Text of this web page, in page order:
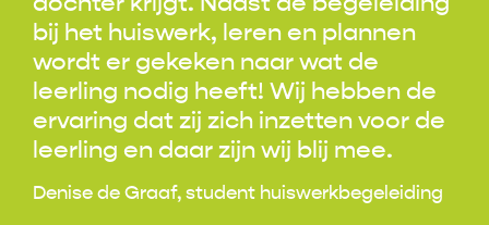
bij het huiswerk, leren en plannen
wordt er gekeken naar wat de
leerling nodig heeft! Wij hebben de
ervaring dat zij zich inzetten voor de
leerling en daar zijn wij blij mee.
Denise de Graaf, student huiswerkbegeleiding